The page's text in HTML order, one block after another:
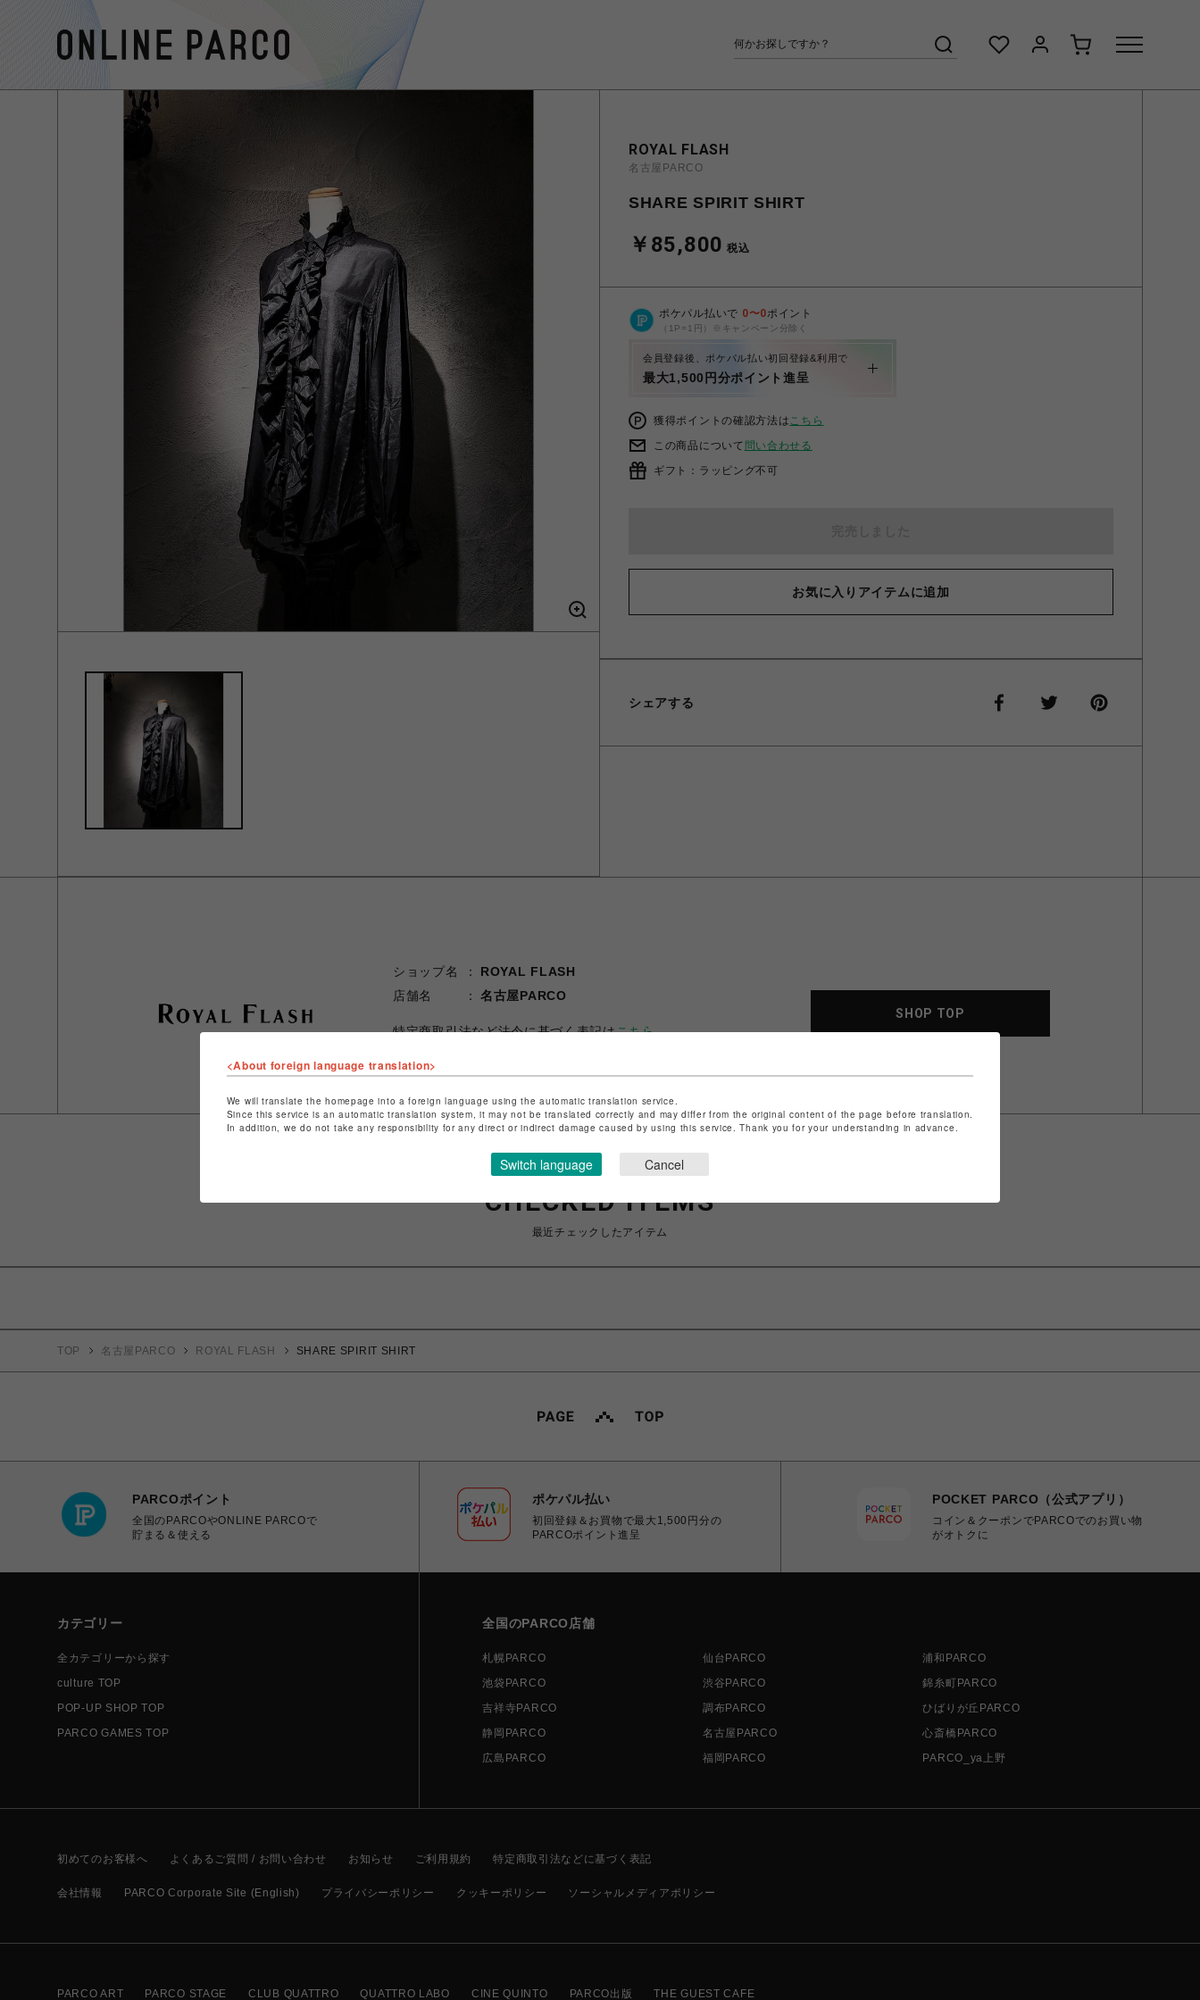
ROYAL FLASH
名古屋PARCO
SHARE SPIRIT SHIRT
￥85,800 税込
ポケパル払いで 0〜0ポイント
（1P=1円）※キャンペーン分除く
会員登録後、ポケパル払い初回登録&利用で
最大1,500円分ポイント進呈
獲得ポイントの確認方法はこちら
この商品について 問い合わせる
ギフト：ラッピング不可
お気に入りアイテムに追加
シェアする
ショップ名
ROYAL FLASH
店舗名
名古屋PARCO
特定商取引法など法令に基づく表記はこちら
SHOP TOP
CHECKED ITEMS
最近チェックしたアイテム
TOP 名古屋PARCO ROYAL FLASH SHARE SPIRIT SHIRT
PARCOポイント
全国のPARCOやONLINE PARCOで
貯まる＆使える
ポケパル払い
初回登録＆お買物で最大1,500円分の
PARCOポイント進呈
POCKET PARCO（公式アプリ）
コイン＆クーポンでPARCOでのお買い物
がオトクに
カテゴリー
全カテゴリーから探す
culture TOP
POP-UP SHOP TOP
PARCO GAMES TOP
全国のPARCO店舗
札幌PARCO 仙台PARCO
浦和PARCO
池袋PARCO
渋谷PARCO
錦糸町PARCO
吉祥寺PARCO
調布PARCO
ひばりが丘PARCO
静岡PARCO
名古屋PARCO
心斎橋PARCO
広島PARCO
福岡PARCO PARCO_ya上野
初めてのお客様へ よくあるご質問 / お問い合わせ お知らせ ご利用規約 特定商取引法などに基づく表記
会社情報 PARCO Corporate Site (English) プライバシーポリシー クッキーポリシー ソーシャルメディアポリシー
PARCO ART PARCO STAGE CLUB QUATTRO QUATTRO LABO CINE QUINTO PARCO出版 THE GUEST CAFE
<About foreign language translation>
We will translate the homepage into a foreign language using the automatic translation service.
Since this service is an automatic translation system, it may not be translated correctly and may differ from the original content of the page before translation.
In addition, we do not take any responsibility for any direct or indirect damage caused by using this service. Thank you for your understanding in advance.
Switch language Cancel